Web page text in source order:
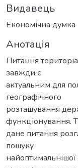
Видавець
Економічна думка
Анотація
Питання
завжди є
актуальним для
географічного
розташування
функціонування.
дане питання
пошуку